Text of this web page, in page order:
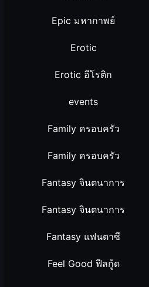
Epic มหากาพย์
Erotic
Erotic อีโรติก
events
Family ครอบครัว
Family ครอบครัว
Fantasy จินตนาการ
Fantasy จินตนาการ
Fantasy แฟนตาซี
Feel Good ฟีลกู้ด